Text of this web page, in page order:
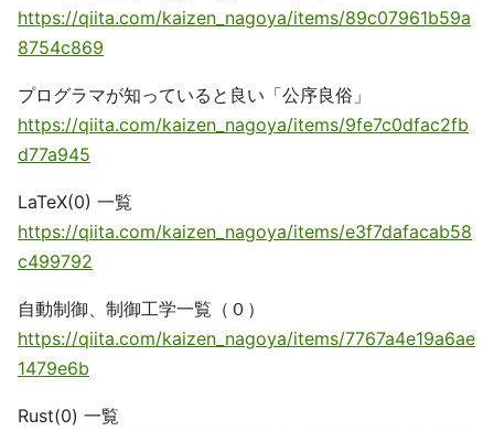
https://qiita.com/kaizen_nagoya/items/89c07961b59a
8754c869
プログラマが知っていると良い「公序良俗」
https://qiita.com/kaizen_nagoya/items/9fe7c0dfac2fb
d77a945
LaTeX(0) 一覧
https://qiita.com/kaizen_nagoya/items/e3f7dafacab58
c499792
自動制御、制御工学一覧（０）
https://qiita.com/kaizen_nagoya/items/7767a4e19a6ae
1479e6b
Rust(0) 一覧